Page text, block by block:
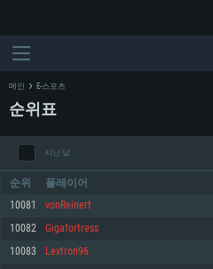
메인 E-스포츠
순위표
지난 달
순위 플레이어
10081 vonReinert
10082 Gigafortress
10083 Lextron96